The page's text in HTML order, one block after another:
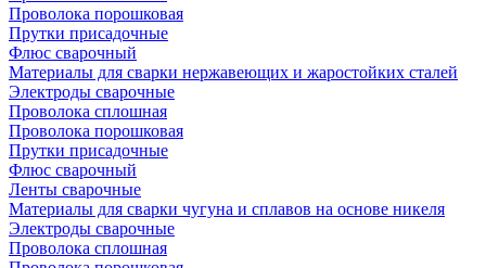
Проволока порошковая
Прутки присадочные
Флюс сварочный
Материалы для сварки нержавеющих и жаростойких сталей
Электроды сварочные
Проволока сплошная
Проволока порошковая
Прутки присадочные
Флюс сварочный
Ленты сварочные
Материалы для сварки чугуна и сплавов на основе никеля
Электроды сварочные
Проволока сплошная